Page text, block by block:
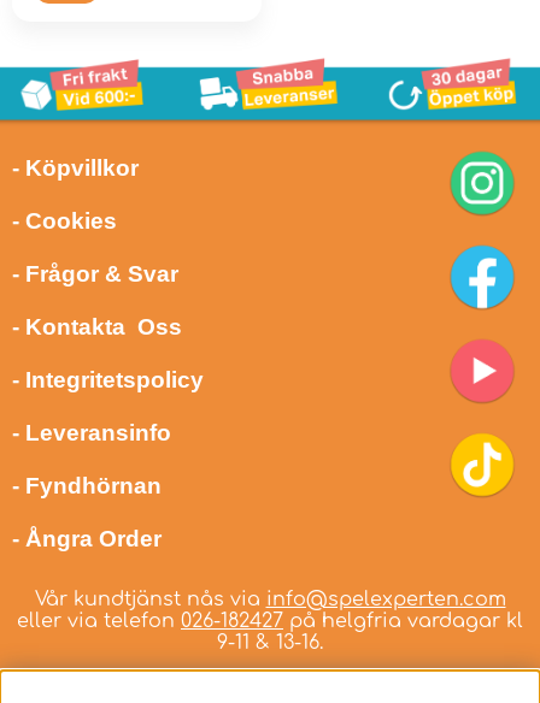
- Köpvillkor
- Cookies
- Frågor & Svar
- Kontakta Oss
- Integritetspolicy
- Leveransinfo
- Fyndhörnan
- Ångra Order
Vår kundtjänst nås via info@spelexperten.com
eller via telefon 026-182427 på helgfria vardagar kl
9-11 & 13-16.